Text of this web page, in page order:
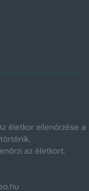
életkor ellenőrzése a
az életkort.